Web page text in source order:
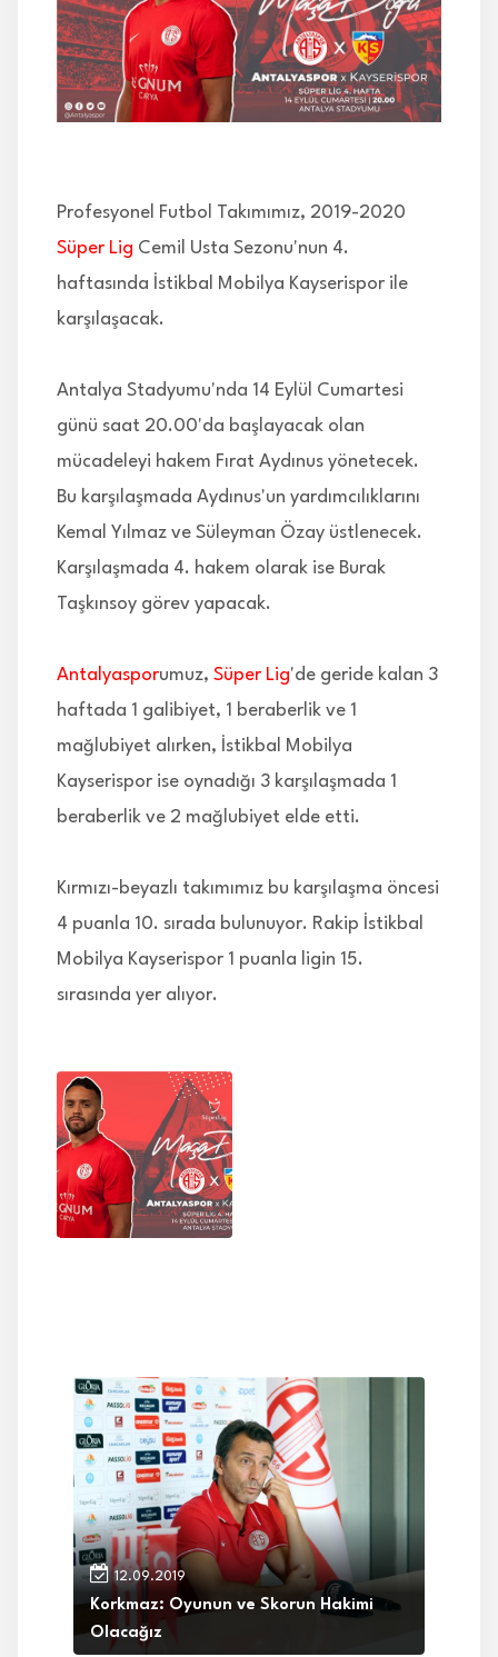
İLETİŞİM
Profesyonel Futbol Takımımız, 2019-2020
Süper Lig Cemil Usta Sezonu'nun 4.
haftasında İstikbal Mobilya Kayserispor ile
karşılaşacak.
Antalya Stadyumu'nda 14 Eylül Cumartesi
günü saat 20.00'da başlayacak olan
mücadeleyi hakem Fırat Aydınus yönetecek.
Bu karşılaşmada Aydınus'un yardımcılıklarını
Kemal Yılmaz ve Süleyman Özay üstlenecek.
Karşılaşmada 4. hakem olarak ise Burak
Taşkınsoy görev yapacak.
Antalyasporumuz, Süper Lig'de geride kalan 3
haftada 1 galibiyet, 1 beraberlik ve 1
mağlubiyet alırken, İstikbal Mobilya
Kayserispor ise oynadığı 3 karşılaşmada 1
beraberlik ve 2 mağlubiyet elde etti.
Kırmızı-beyazlı takımımız bu karşılaşma öncesi
4 puanla 10. sırada bulunuyor. Rakip İstikbal
Mobilya Kayserispor 1 puanla ligin 15.
sırasında yer alıyor.
12.09.2019
Korkmaz: Oyunun ve Skorun Hakimi
Olacağız